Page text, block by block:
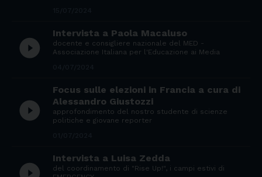
play_circle_filled
Intervista a Paola Macaluso
docente e consigliere nazionale del MED -
Associazione Italiana per l'Educazione ai Media
play_circle_filled
Focus sulle elezioni in Francia a cura di
Alessandro Giustozzi
approfondimento del nostro studente di scienze
politiche e giovane reporter
Intervista a Luisa Zedda
del coordinamento di "Rise Up!", i campi estivi di